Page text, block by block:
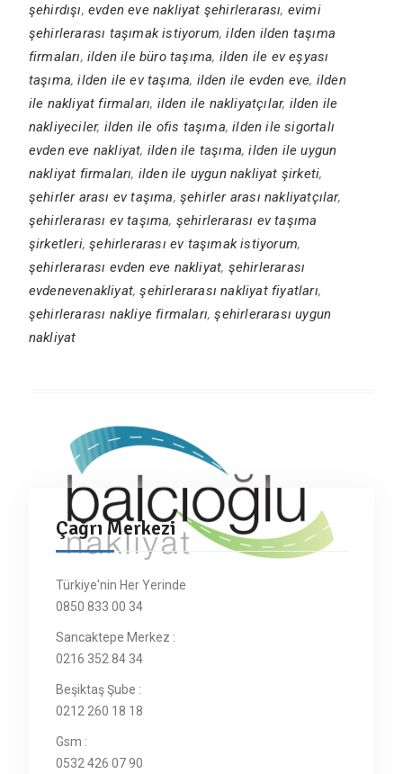
şehirdışı, evden eve nakliyat şehirlerarası, evimi
şehirlerarası taşımak istiyorum,ilden ilden taşıma
firmaları, ilden ile büro taşıma, ilden ile ev eşyası
taşıma,ilden ile ev taşıma, ilden ile evden eve, ilden
ile nakliyat firmaları, ilden ile nakliyatçılar, ilden ile
nakliyeciler, ilden ile ofis taşıma,ilden ile sigortalı
evden eve nakliyat, ilden ile taşıma,ilden ile uygun
nakliyat firmaları, ilden ile uygun nakliyat şirketi,
şehirler arası ev taşıma, şehirler arası nakliyatçılar,
şehirlerarası ev taşıma, şehirlerarası ev taşıma
şirketleri,şehirlerarası ev taşımak istiyorum,
şehirlerarası evden eve nakliyat, şehirlerarası
evdenevenakliyat,şehirlerarası nakliyat fiyatları,
şehirlerarası nakliye firmaları,şehirlerarası uygun
nakliyat
Çağrı Merkezi
Türkiye'nin Her Yerinde
0850 833 00 34
Sancaktepe Merkez :
0216 352 84 34
Beşiktaş Şube :
0212 260 18 18
Gsm :
0532 426 07 90